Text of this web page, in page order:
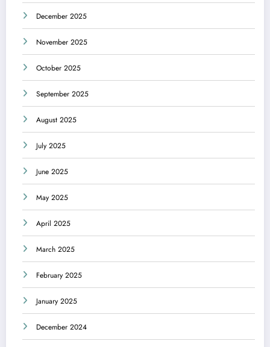
December 2025
November 2025
October 2025
September 2025
August 2025
July 2025
June 2025
May 2025
April 2025
March 2025
February 2025
January 2025
December 2024